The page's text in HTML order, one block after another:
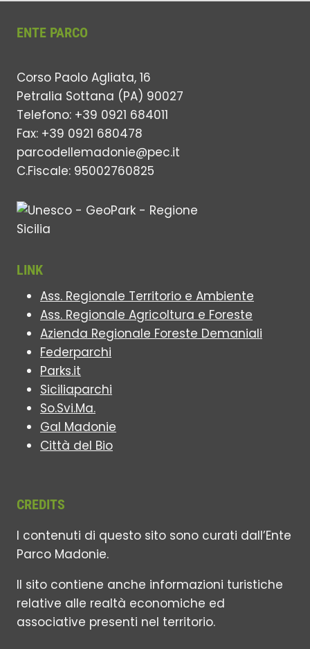
ENTE PARCO
Corso Paolo Agliata, 16
Petralia Sottana (PA) 90027
Telefono: +39 0921 684011
Fax: +39 0921 680478
parcodellemadonie@pec.it
C.Fiscale: 95002760825
LINK
Ass. Regionale Territorio e Ambiente
Ass. Regionale Agricoltura e Foreste
Azienda Regionale Foreste Demaniali
Federparchi
Parks.it
Siciliaparchi
So.Svi.Ma.
Gal Madonie
Città del Bio
CREDITS
I contenuti di questo sito sono curati dall’Ente
Parco Madonie.
Il sito contiene anche informazioni turistiche
relative alle realtà economiche ed
associative presenti nel territorio.